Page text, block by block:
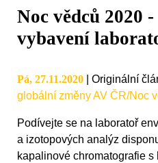
Noc vědců 2020
vybavení
Pá, 27.11.2020 Originální
globální změny AV ČR/Noc
Podívejte se na laboratoř
a izotopových analýz
kapalinové chromatografie